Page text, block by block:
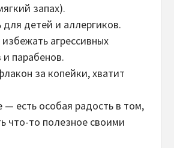
запах).
для детей и аллергиков.
агрессивных
и парабенов.
за копейки, хватит
— есть особая радость в том,
что-то полезное своими